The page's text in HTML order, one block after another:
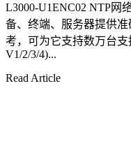
L3000-U1ENC02 NTP网
备、终端、服务器提供
考，可为它支持数万台
V1/2/3/4)...
Read Article